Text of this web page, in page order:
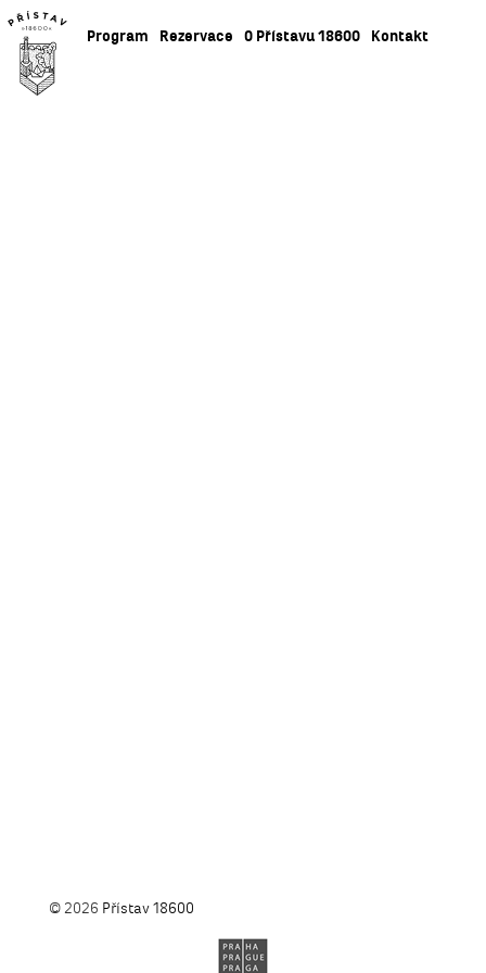
Program Rezervace O Přístavu 18600 Kontakt
© 2026 Přístav 18600